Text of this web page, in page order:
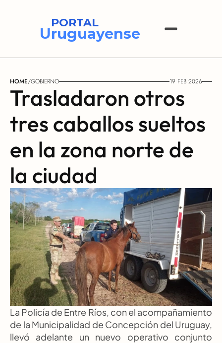
PORTAL
Uruguayense
HOME/GOBIERNO 19 FEB 2026
Trasladaron otros
tres caballos sueltos
en la zona norte de
la ciudad
La Policía de Entre Ríos, con el acompañamiento
de la Municipalidad de Concepción del Uruguay,
llevó adelante un nuevo operativo conjunto